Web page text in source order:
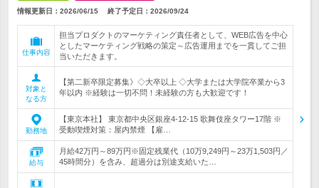
情報更新日：2026/06/15 終了予定日： 2026/09/24
仕事内容
担当プロダクトのマーケティング責任者として、WEB広告を中心
としたマーケティング戦略の策定～広告運用までを一貫してご担
当いただきます。
対象と
なる方
【第二新卒限定募集》◇大卒以上 ◇大学または大学院卒業から3
年以内 ※経験は一切不問！未経験の方も大歓迎です！
勤務地
【東京本社】 東京都中央区銀座4-12-15 歌舞伎座タワー17階 ※
受動喫煙対策：屋内禁煙 【雇…
給与
月給42万円～89万円※固定残業代（10万9,249円～23万1,503円／
45時間分）を含み、超過分は別途支給いた…